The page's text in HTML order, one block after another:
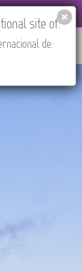
your Tour
site of:
de: